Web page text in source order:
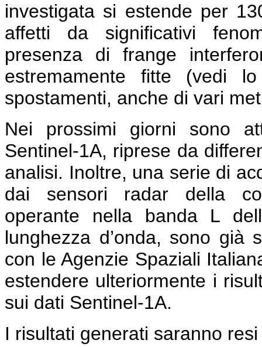
investigata si estende per
affetti da significativi
presenza di frange
estremamente fitte (vedi
spostamenti, anche di vari
Nei prossimi giorni sono
Sentinel-1A, riprese da
analisi. Inoltre, una serie di
dai sensori radar della
operante nella banda L
lunghezza d’onda, sono già
con le Agenzie Spaziali
estendere ulteriormente i
sui dati Sentinel-1A.
I risultati generati saranno